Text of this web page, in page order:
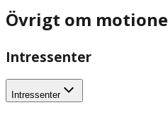
Övrigt om
Intressenter
Intressenter